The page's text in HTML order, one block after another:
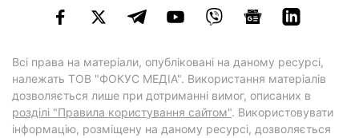
Всі права на матеріали, опубліковані на даному ресурсі,
належать ТОВ "ФОКУС МЕДІА". Використання матеріалів
дозволяється лише при дотриманні вимог, описаних в
розділі "Правила користування сайтом". Використовувати
інформацію, розміщену на даному ресурсі, дозволяється